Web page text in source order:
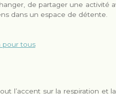
de partager une activité
dans un espace de détente.
pour tous
l’accent sur la respiration et